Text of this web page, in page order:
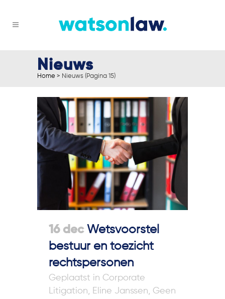
Nieuws
Home > Nieuws (Pagina 15)
16 dec Wetsvoorstel
bestuur en toezicht
rechtspersonen
in Corporate
Litigation, Eline Janssen, Geen